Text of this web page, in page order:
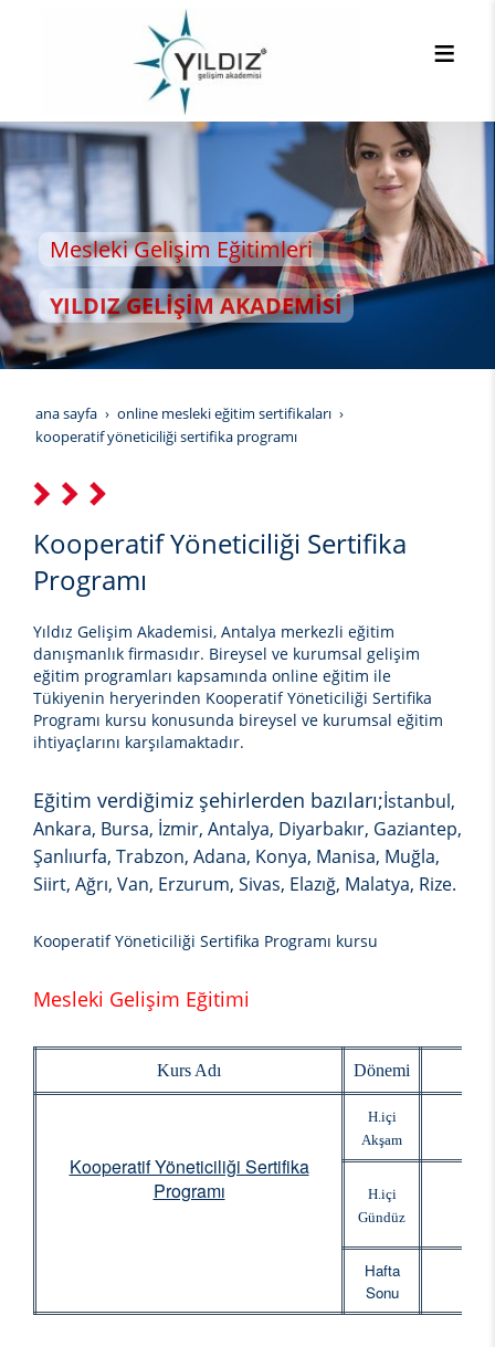
Gelişim Eğitimleri
GELİŞİM AKADEMİSİ
ana sayfa
online mesleki eğitim sertifikaları
kooperatif yöneticiliği sertifika programı
Kooperatif Yöneticiliği Sertifika
Programı
Yıldız Gelişim Akademisi, Antalya merkezli eğitim
danışmanlık firmasıdır. Bireysel ve kurumsal gelişim
eğitim programları kapsamında online eğitim ile
Tükiyenin heryerinden Kooperatif Yöneticiliği Sertifika
Programı kursu konusunda bireysel ve kurumsal eğitim
ihtiyaçlarını karşılamaktadır.
Eğitim verdiğimiz şehirlerden bazıları;İstanbul,
Ankara, Bursa, İzmir, Antalya, Diyarbakır, Gaziantep,
Şanlıurfa, Trabzon, Adana, Konya, Manisa, Muğla,
Siirt, Ağrı, Van, Erzurum, Sivas, Elazığ, Malatya, Rize.
Kooperatif Yöneticiliği Sertifika Programı kursu
Mesleki Gelişim Eğitimi
Kurs Adı Dönemi
Kooperatif Yöneticiliği Sertifika
Programı
H.içi
Akşam
H.içi
Gündüz
Hafta
Sonu